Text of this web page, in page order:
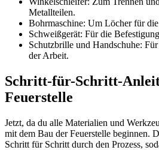
Metallteilen.
Bohrmaschine: Um Löcher für
Schweißgerät: Für die
Schutzbrille und Handschuhe:
der Arbeit.
Schritt-für-Schritt-
Feuerstelle
Jetzt, da du alle Materialien und
mit dem Bau der Feuerstelle beginnen.
Schritt für Schritt durch den Prozess,